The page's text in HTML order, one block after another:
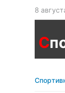
8
С